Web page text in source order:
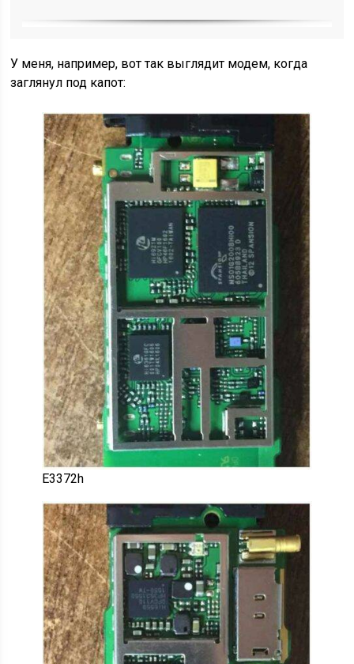
У меня, например, вот так выглядит модем, когда
заглянул под капот:
E3372h